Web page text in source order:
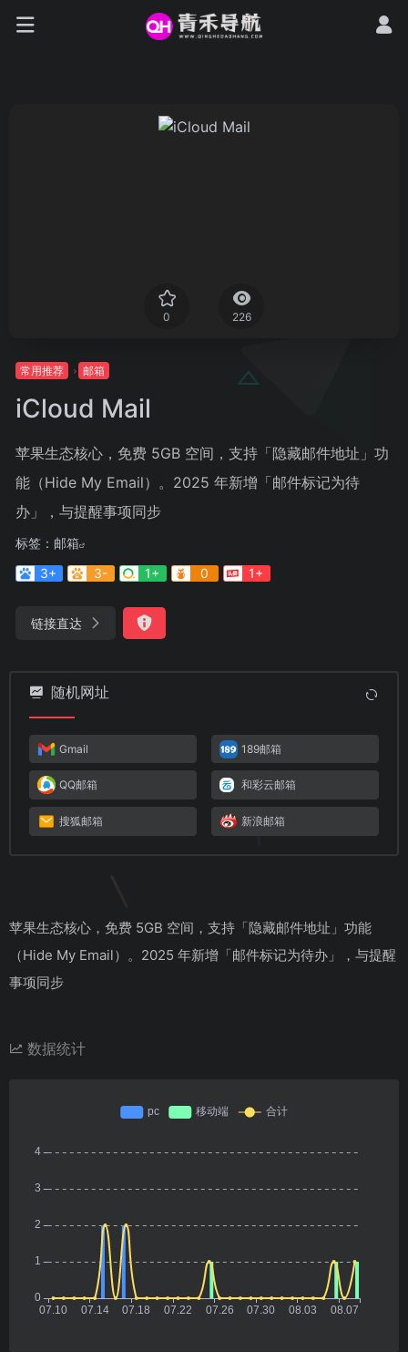
0 226
常用推荐 邮箱
iCloud Mail
苹果生态核心，免费 5GB 空间，支持「隐藏邮件地址」功
能（Hide My Email）。2025 年新增「邮件标记为待
办」，与提醒事项同步
标签： 邮箱
3+
3- 1+ 0 1+
链接直达
随机网址
Gmail 189邮箱
QQ邮箱 和彩云邮箱
搜狐邮箱 新浪邮箱
苹果生态核心，免费 5GB 空间，支持「隐藏邮件地址」功能
（Hide My Email）。2025 年新增「邮件标记为待办」，与提醒
事项同步
数据统计